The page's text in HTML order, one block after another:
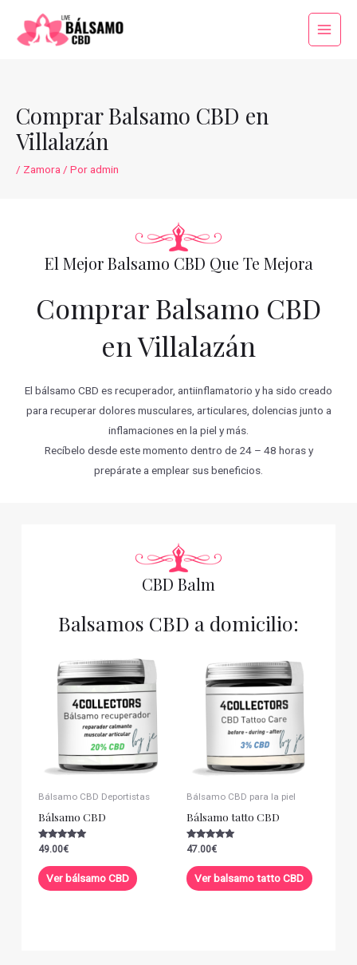
contenido
Main
Comprar Balsamo CBD en
Villalazán
/ Zamora / Poradmin
El Mejor Balsamo CBD Que Te Mejora
Comprar Balsamo CBD
en Villalazán
El bálsamo CBD es recuperador, antiinflamatorio y ha sido creado
para recuperar dolores musculares, articulares, dolencias junto a
inflamaciones en la piel y más.
Recíbelo desde este momento dentro de 24 – 48 horas y
prepárate a emplear sus beneficios.
CBD Balm
Balsamos CBD a domicilio:
Bálsamo CBD Deportistas
Bálsamo CBD
Valorado con
de 5
49.00€
Ver bálsamo CBD
Bálsamo CBD para la piel
Bálsamo tatto CBD
Valorado con
de 5
47.00€
Ver balsamo tatto CBD